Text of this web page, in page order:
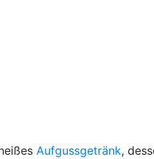
Aufgussgetränk,